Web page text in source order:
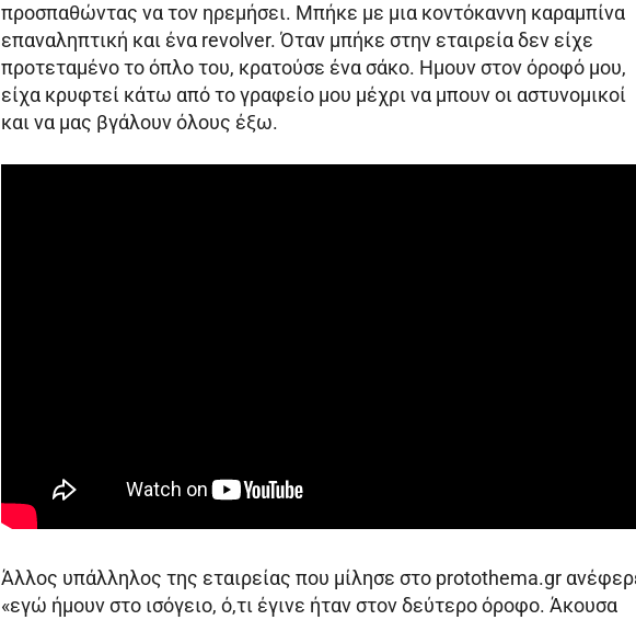
προσπαθώντας να τον ηρεμήσει. Μπήκε με μια κοντόκαννη καραμπίνα
επαναληπτική και ένα revolver. Όταν μπήκε στην εταιρεία δεν είχε
προτεταμένο το όπλο του, κρατούσε ένα σάκο. Ημουν στον όροφό μου,
είχα κρυφτεί κάτω από το γραφείο μου μέχρι να μπουν οι αστυνομικοί
και να μας βγάλουν όλους έξω.
Άλλος υπάλληλος της εταιρείας που μίλησε στο protothema.gr
«εγώ ήμουν στο ισόγειο, ό,τι έγινε ήταν στον δεύτερο όροφο. Άκουσα